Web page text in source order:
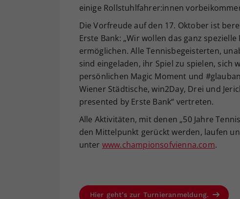
einige Rollstuhlfahrer:innen
Die Vorfreude auf den 17. Oktober ist
Erste Bank: „Wir wollen das ganz
ermöglichen. Alle Tennisbegeisterten,
sind eingeladen, ihr Spiel zu spielen, sich
persönlichen Magic Moment und
Wiener Städtische, win2Day, Drei und
presented by Erste Bank“ vertreten.
Alle Aktivitäten, mit denen „50 Jahre
den Mittelpunkt gerückt werden, laufen
unter www.championsofvienna.com.
Hier geht’s zur Turnieranmeldung.